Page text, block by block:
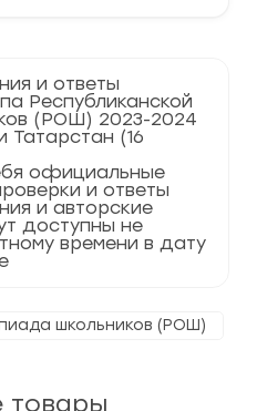
и ответы
Республиканской
(РОШ) 2023-2024
Татарстан (16
официальные
и ответы
и авторские
доступны не
времени в дату
школьников (РОШ)
товары